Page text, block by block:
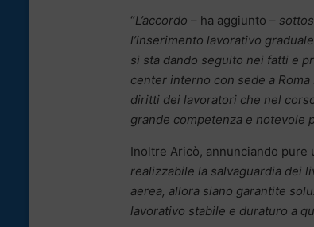
“L’accordo – ha aggiunto –
l’inserimento lavorativo
si sta dando seguito nei fatti e
center interno con sede a
diritti dei lavoratori che nel
grande competenza e notevole
Inoltre Aricò, annunciando pure
realizzabile la salvaguardia dei
aerea, allora siano garantite
lavorativo stabile e duraturo a